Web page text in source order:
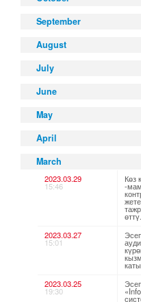
September
August
July
June
May
April
March
2023.03.29
15:46
Көз
-
өттү.
2023.03.27
15:01
2023.03.25
19:30